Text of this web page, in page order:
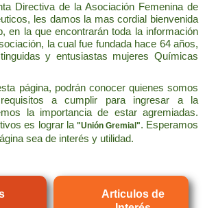
Directiva de la Asociación Femenina de
les damos la mas cordial bienvenida
en la que encontrarán toda la información
la cual fue fundada hace 64 años,
y entusiastas mujeres Químicas
página, podrán conocer quienes somos
a cumplir para ingresar a la
la importancia de estar agremiadas.
es lograr la "Unión Gremial". Esperamos
sea de interés y utilidad.
Articulos de